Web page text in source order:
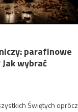
parafinowe
wybrać
Świętych oprócz